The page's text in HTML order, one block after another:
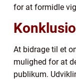
for at formidle
At bidrage til et
mulighed for at
publikum.